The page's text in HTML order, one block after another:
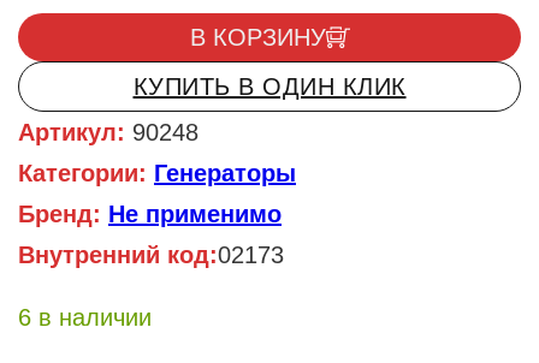
и
з
5
В КОРЗИНУ
КУПИТЬ В ОДИН КЛИК
Артикул: 90248
Категории: Генераторы
Бренд: Не применимо
Внутренний код:02173
6 в наличии